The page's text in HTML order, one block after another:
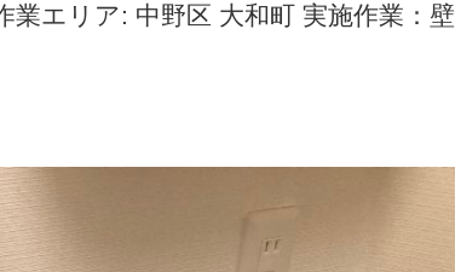
エリア: 中野区 大和町 実施作業：壁